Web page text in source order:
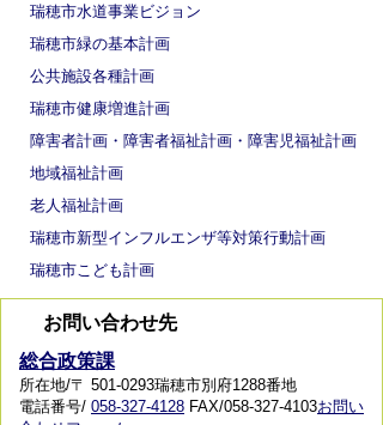
瑞穂市水道事業ビジョン
瑞穂市緑の基本計画
公共施設各種計画
瑞穂市健康増進計画
障害者計画・障害者福祉計画・障害児福祉計画
地域福祉計画
老人福祉計画
瑞穂市新型インフルエンザ等対策行動計画
瑞穂市こども計画
お問い合わせ先
総合政策課
所在地/〒 501-0293瑞穂市別府1288番地
電話番号/ 058-327-4128 FAX/058-327-4103お問い